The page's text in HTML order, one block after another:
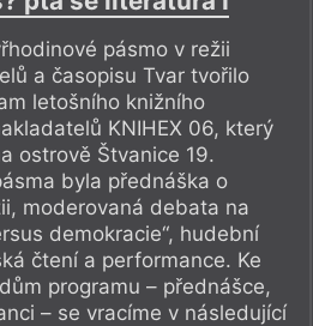
pásmo v režii
a časopisu Tvar tvořilo
letošního knižního
KNIHEX 06, který
ostrově Štvanice 19.
byla přednáška o
moderovaná debata na
demokracie“, hudební
čtení a performance. Ke
programu – přednášce,
– se vracíme v následující